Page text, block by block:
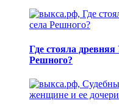
Где стояла древняя
Решного?